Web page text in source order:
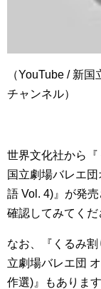
（YouTube / 新
チャンネル）
世界文化社から
国立劇場バレエ
語 Vol. 4)』が発
確認してみてくだ
なお、『くるみ
立劇場バレエ団
作選)』もありま